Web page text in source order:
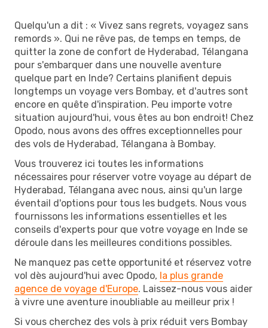
Quelqu'un a dit : « Vivez sans regrets, voyagez sans
remords ». Qui ne rêve pas, de temps en temps, de
quitter la zone de confort de Hyderabad, Télangana
pour s'embarquer dans une nouvelle aventure
quelque part en Inde? Certains planifient depuis
longtemps un voyage vers Bombay, et d'autres sont
encore en quête d'inspiration. Peu importe votre
situation aujourd'hui, vous êtes au bon endroit! Chez
Opodo, nous avons des offres exceptionnelles pour
des vols de Hyderabad, Télangana à Bombay.
Vous trouverez ici toutes les informations
nécessaires pour réserver votre voyage au départ de
Hyderabad, Télangana avec nous, ainsi qu'un large
éventail d'options pour tous les budgets. Nous vous
fournissons les informations essentielles et les
conseils d'experts pour que votre voyage en Inde se
déroule dans les meilleures conditions possibles.
Ne manquez pas cette opportunité et réservez votre
vol dès aujourd'hui avec Opodo, la plus grande
agence de voyage d'Europe. Laissez-nous vous aider
à vivre une aventure inoubliable au meilleur prix !
Si vous cherchez des vols à prix réduit vers Bombay